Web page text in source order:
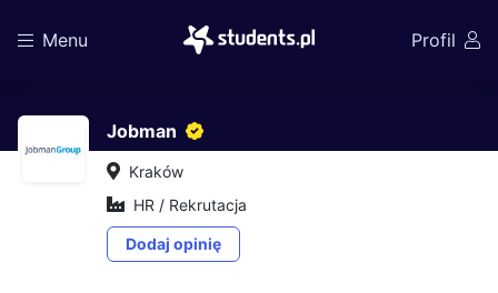
Menu Profil
Jobman
Kraków
HR / Rekrutacja
Dodaj opinię